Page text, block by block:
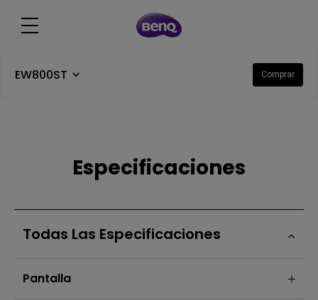
EW800ST Comprar
Especificaciones
Todas Las Especificaciones
Pantalla